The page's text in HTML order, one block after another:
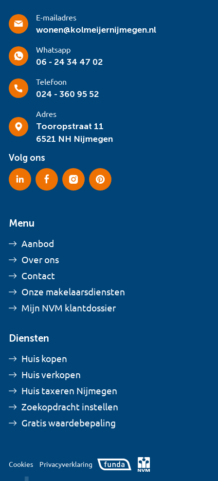
E-mailadres
wonen@kolmeijernijmegen.nl
Whatsapp
06 - 24 34 47 02
Telefoon
024 - 360 95 52
Adres
Tooropstraat 11
6521 NH Nijmegen
Volg ons
Menu
Aanbod
Over ons
Contact
Onze makelaarsdiensten
Mijn NVM klantdossier
Diensten
Huis kopen
Huis verkopen
Huis taxeren Nijmegen
Zoekopdracht instellen
Gratis waardebepaling
Cookies Privacyverklaring